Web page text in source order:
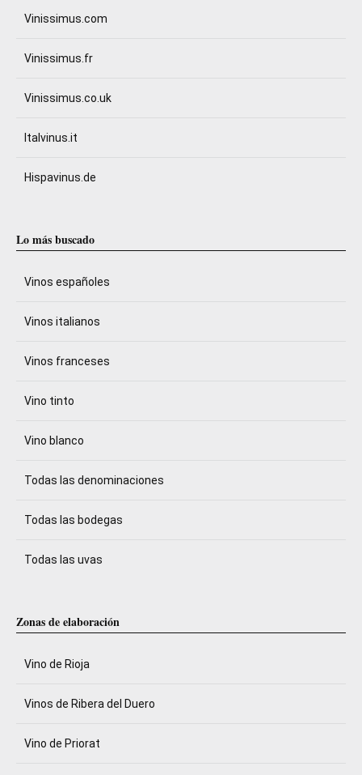
Vinissimus.com
Vinissimus.fr
Vinissimus.co.uk
Italvinus.it
Hispavinus.de
Lo más buscado
Vinos españoles
Vinos italianos
Vinos franceses
Vino tinto
Vino blanco
Todas las denominaciones
Todas las bodegas
Todas las uvas
Zonas de elaboración
Vino de Rioja
Vinos de Ribera del Duero
Vino de Priorat